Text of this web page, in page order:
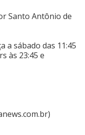
Santo Antônio de
a sábado das 11:45
às 23:45 e